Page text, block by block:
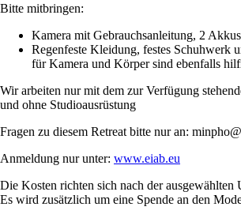
Bitte mitbringen:
Kamera mit Gebrauchsanleitung, 2
Regenfeste Kleidung, festes Schuhwerk
für Kamera und Körper sind ebenfalls
Wir arbeiten nur mit dem zur Verfügung
und ohne Studioausrüstung
Fragen zu diesem Retreat bitte nur an:
Anmeldung nur unter: www.eiab.eu
Die Kosten richten sich nach der ausgewählten
Es wird zusätzlich um eine Spende an den